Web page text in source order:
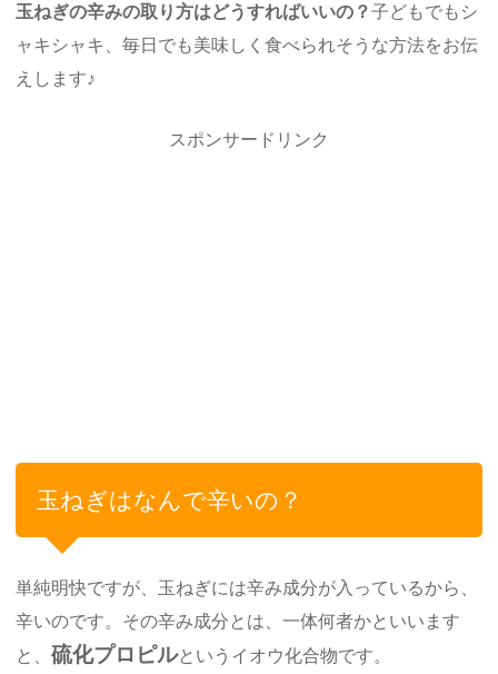
玉ねぎの辛みの取り方はどうすればいいの？子どもでもシ
ャキシャキ、毎日でも美味しく食べられそうな方法をお伝
えします♪
スポンサードリンク
玉ねぎはなんで辛いの？
単純明快ですが、玉ねぎには辛み成分が入っているから、
辛いのです。その辛み成分とは、一体何者かといいます
と、硫化プロピルというイオウ化合物です。